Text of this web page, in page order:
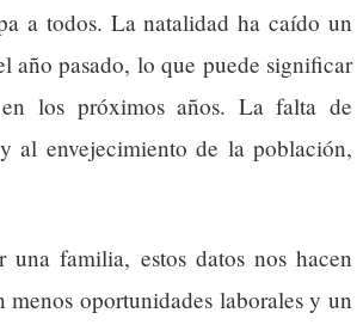
a todos. La natalidad ha caído un
año pasado, lo que puede significar
los próximos años. La falta de
al envejecimiento de la población,
una familia, estos datos nos hacen
oportunidades laborales y un